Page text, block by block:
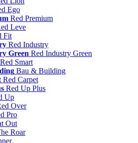
Ego
Red Premium
Leve
Fit
Red Industry
Green Red Industry Green
Red Smart
Bau & Building
Red Carpet
Red Up Plus
Up
Over
Pro
Out
Roar